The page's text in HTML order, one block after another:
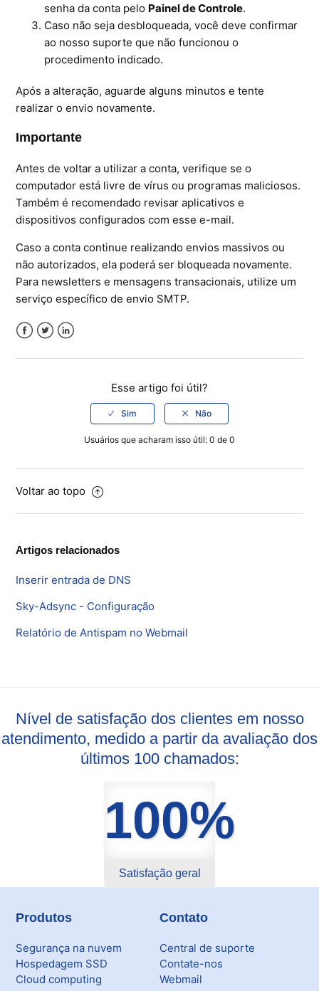
Equipe Ativação
Microsoft SQL Server
senha da conta pelo Painel de Controle.
Caso não seja desbloqueada, você deve confirmar
ao nosso suporte que não funcionou o
procedimento indicado.
Após a alteração, aguarde alguns minutos e tente
realizar o envio novamente.
Importante
Antes de voltar a utilizar a conta, verifique se o
computador está livre de vírus ou programas maliciosos.
Também é recomendado revisar aplicativos e
dispositivos configurados com esse e-mail.
Caso a conta continue realizando envios massivos ou
não autorizados, ela poderá ser bloqueada novamente.
Para newsletters e mensagens transacionais, utilize um
serviço específico de envio SMTP.
Esse artigo foi útil?
Usuários que acharam isso útil: 0 de 0
Voltar ao topo
Artigos relacionados
Inserir entrada de DNS
Sky-Adsync - Configuração
Relatório de Antispam no Webmail
Nível de satisfação dos clientes em nosso
atendimento, medido a partir da avaliação dos
últimos 100 chamados:
100%
Satisfação geral
Produtos
Segurança na nuvem
Hospedagem SSD
Cloud computing
Contato
Central de suporte
Contate-nos
Webmail